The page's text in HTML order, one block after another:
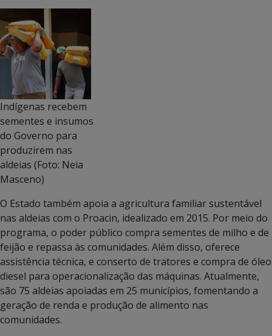
Indígenas recebem
sementes e insumos
do Governo para
produzirem nas
aldeias (Foto: Neia
Masceno)
O Estado também apoia a agricultura familiar sustentável
nas aldeias com o Proacin, idealizado em 2015. Por meio do
programa, o poder público compra sementes de milho e de
feijão e repassa às comunidades. Além disso, oferece
assistência técnica, e conserto de tratores e compra de óleo
diesel para operacionalização das máquinas. Atualmente,
são 75 aldeias apoiadas em 25 municípios, fomentando a
geração de renda e produção de alimento nas
comunidades.